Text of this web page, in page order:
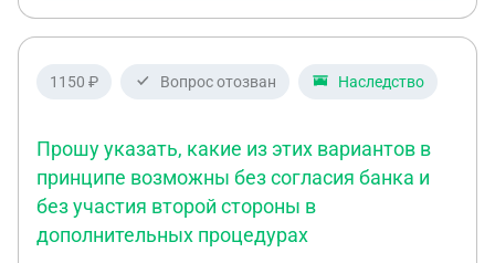
1150 ₽ Вопрос отозван Наследство
Прошу указать, какие из этих вариантов в
принципе возможны без согласия банка и
без участия второй стороны в
дополнительных процедурах